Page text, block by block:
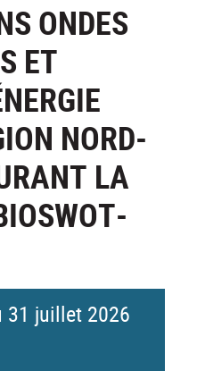
ONDES
ET
NORD-
LA
31 juillet 2026